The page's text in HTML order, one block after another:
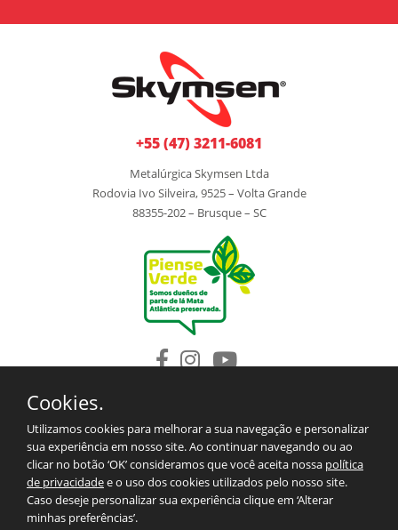
+55 (47) 3211-6081
Metalúrgica Skymsen Ltda
Rodovia Ivo Silveira, 9525 – Volta Grande
88355-202 – Brusque – SC
REPUESTOS
SAC/CONTACTO
TÉRMINOS Y CONDICIONES PARA LAS EXPORTACIONES
Cookies.
Utilizamos cookies para melhorar a sua navegação e personalizar
sua experiência em nosso site. Ao continuar navegando ou ao
clicar no botão ‘OK’ consideramos que você aceita nossa política
de privacidadee o uso dos cookies utilizados pelo nosso site.
Caso deseje personalizar sua experiência clique em ‘Alterar
minhas preferências’.